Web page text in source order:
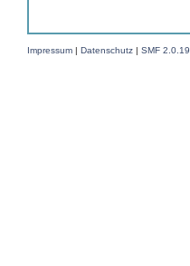
Impressum | Datenschutz | SMF 2.0.19